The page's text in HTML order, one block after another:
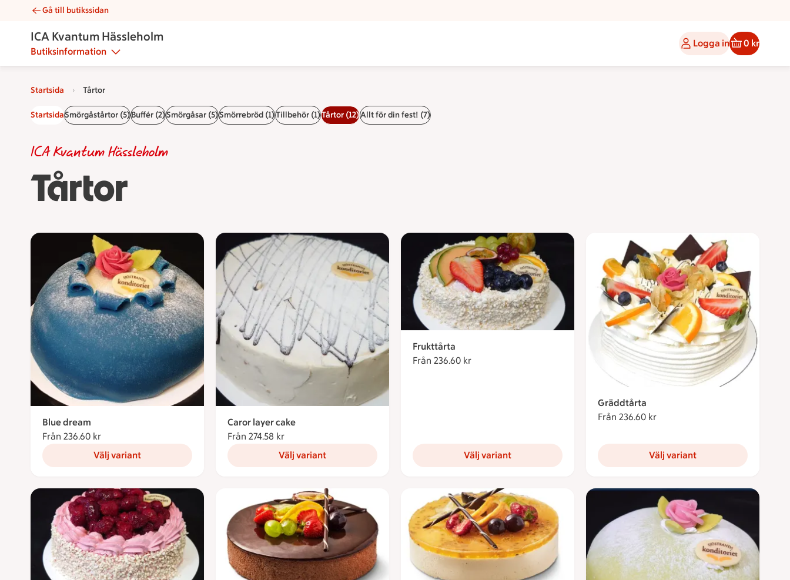
Tårtor | Catering ICA Kvantum Hässleholm
Gå till butikssidan
ICA Kvantum Hässleholm
Butiksinformation
Logga in 0 kr
Startsida Tårtor
StartsidaSmörgåstårtor (5)Buffér (2)Smörgåsar (5)Smörrebröd (1)Tillbehör (1)Tårtor (12)Allt för din fest! (7)
Tårtor
ICA Kvantum Hässleholm
Blue dream
Från 236.60 kr
Välj variant
Caror layer cake
Från 274.58 kr
Välj variant
Frukttårta
Från 236.60 kr
Välj variant
Gräddtårta
Från 236.60 kr
Välj variant